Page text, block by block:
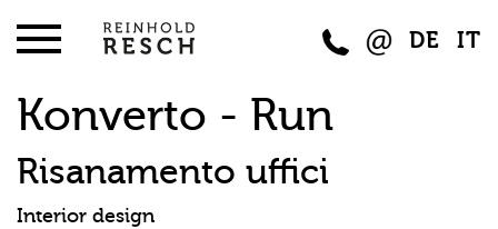
DE IT
Konverto - Run
Risanamento uffici
Interior design